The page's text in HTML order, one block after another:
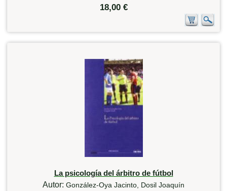
18,00 €
La psicología del árbitro de fútbol
Autor: González-Oya Jacinto, Dosil Joaquín